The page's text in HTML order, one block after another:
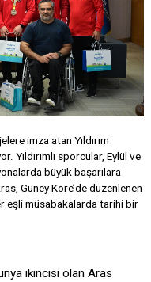
imza atan Yıldırım
Yıldırımlı sporcular, Eylül ve
büyük başarılara
Güney Kore’de düzenlenen
eşli müsabakalarda tarihi bir
ikincisi olan Aras